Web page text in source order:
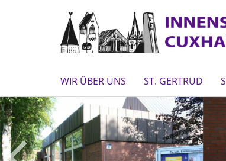
WIR ÜBER UNS ST. GERTRUD